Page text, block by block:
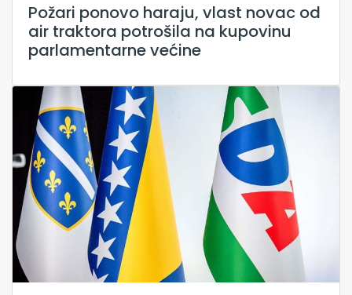
Požari ponovo haraju, vlast novac od
air traktora potrošila na kupovinu
parlamentarne većine